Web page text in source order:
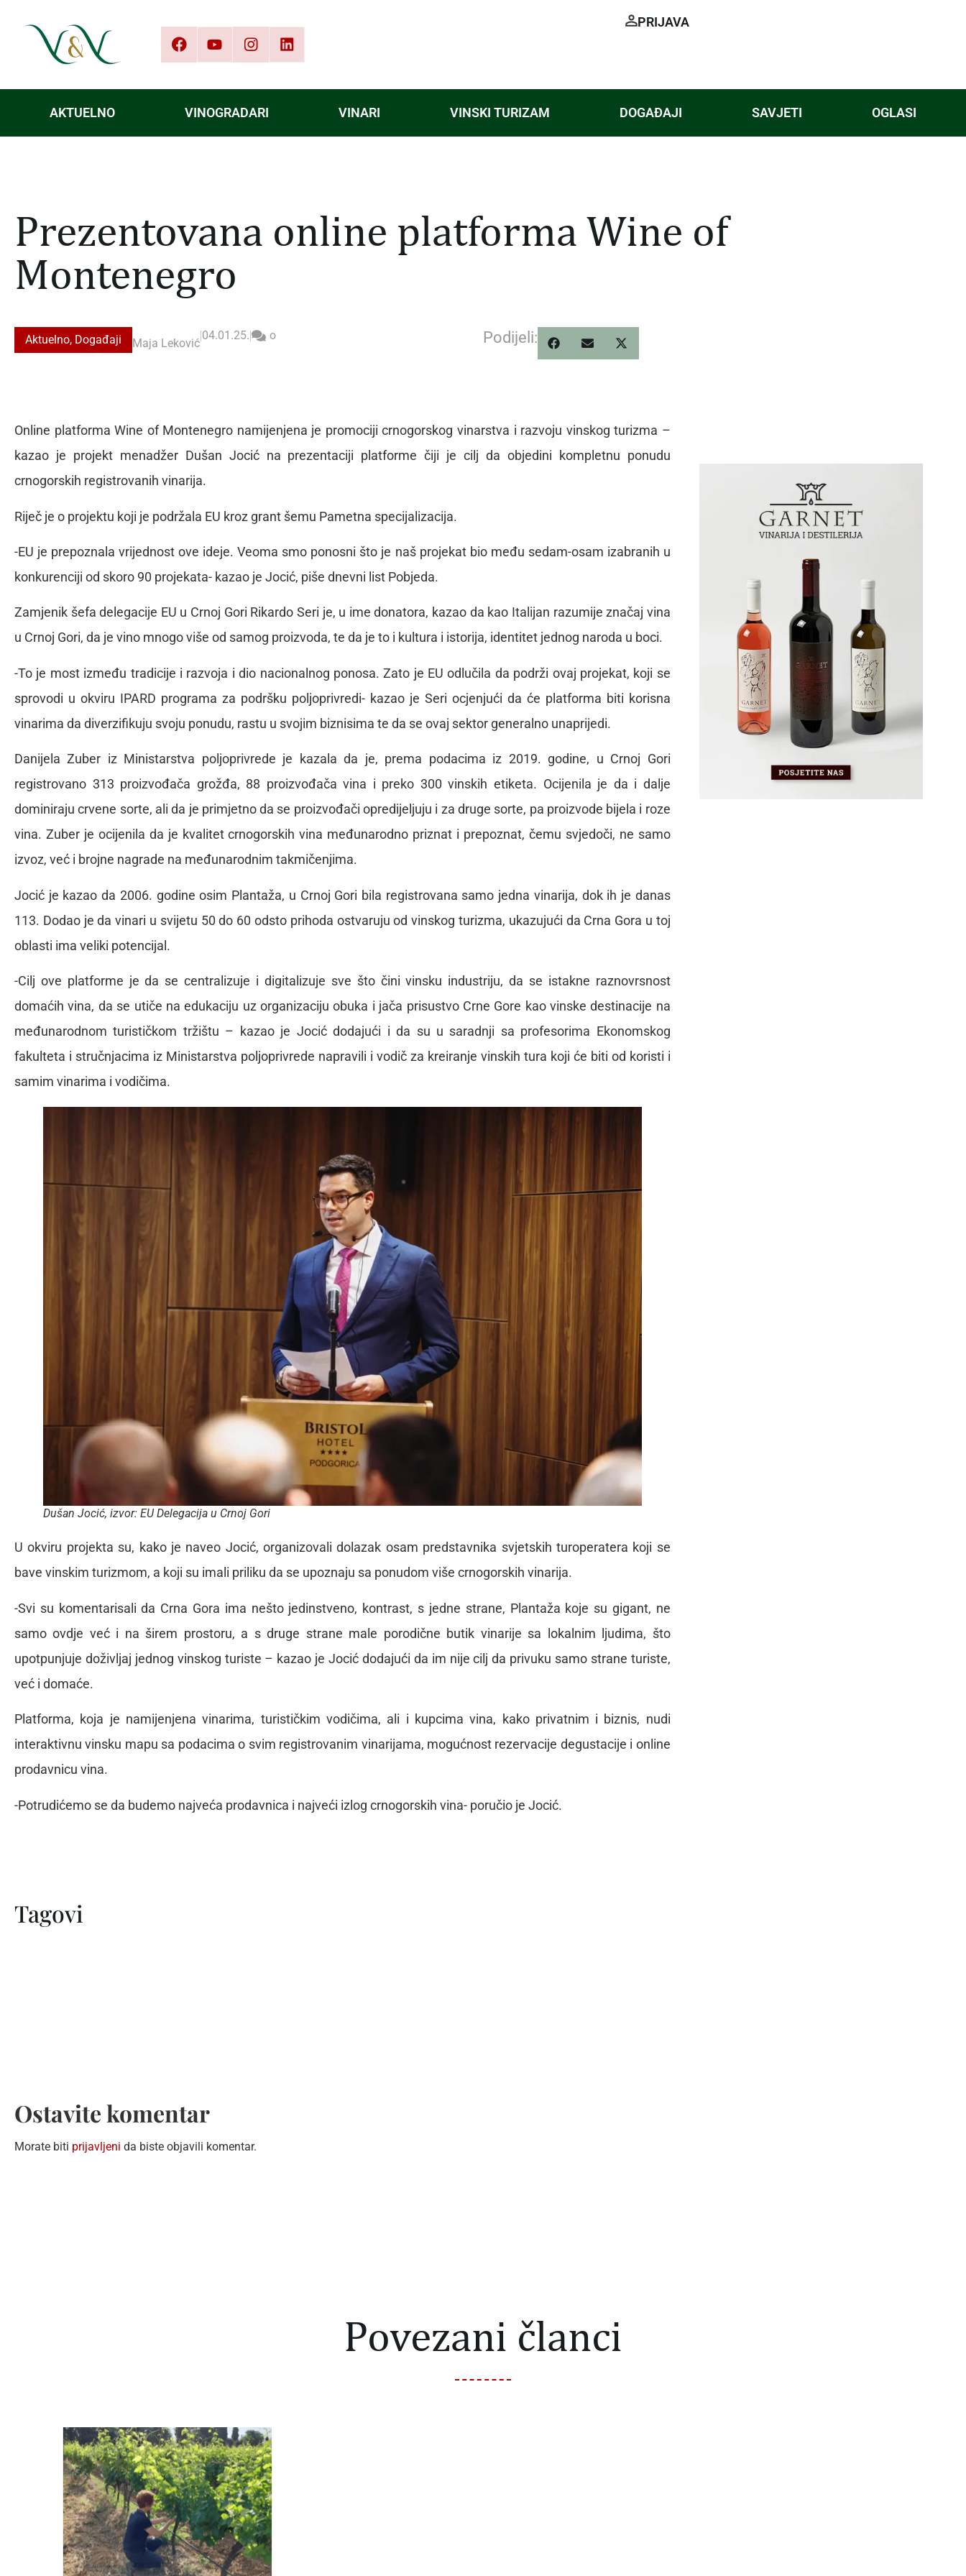
PRIJAVA
AKTUELNO VINOGRADARI VINARI VINSKI TURIZAM DOGAĐAJI SAVJETI OGLASI
Prezentovana online platforma Wine of
Montenegro
Aktuelno, Događaji Maja Leković
04.01.25. o Podijeli:
Online platforma Wine of Montenegro namijenjena je promociji crnogorskog vinarstva i razvoju vinskog turizma –
kazao je projekt menadžer Dušan Jocić na prezentaciji platforme čiji je cilj da objedini kompletnu ponudu
crnogorskih registrovanih vinarija.
Riječ je o projektu koji je podržala EU kroz grant šemu Pametna specijalizacija.
-EU je prepoznala vrijednost ove ideje. Veoma smo ponosni što je naš projekat bio među sedam-osam izabranih u
konkurenciji od skoro 90 projekata- kazao je Jocić, piše dnevni list Pobjeda.
Zamjenik šefa delegacije EU u Crnoj Gori Rikardo Seri je, u ime donatora, kazao da kao Italijan razumije značaj vina
u Crnoj Gori, da je vino mnogo više od samog proizvoda, te da je to i kultura i istorija, identitet jednog naroda u boci.
-To je most između tradicije i razvoja i dio nacionalnog ponosa. Zato je EU odlučila da podrži ovaj projekat, koji se
sprovodi u okviru IPARD programa za podršku poljoprivredi- kazao je Seri ocjenjući da će platforma biti korisna
vinarima da diverzifikuju svoju ponudu, rastu u svojim biznisima te da se ovaj sektor generalno unaprijedi.
Danijela Zuber iz Ministarstva poljoprivrede je kazala da je, prema podacima iz 2019. godine, u Crnoj Gori
registrovano 313 proizvođača grožđa, 88 proizvođača vina i preko 300 vinskih etiketa. Ocijenila je da i dalje
dominiraju crvene sorte, ali da je primjetno da se proizvođači opredijeljuju i za druge sorte, pa proizvode bijela i roze
vina. Zuber je ocijenila da je kvalitet crnogorskih vina međunarodno priznat i prepoznat, čemu svjedoči, ne samo
izvoz, već i brojne nagrade na međunarodnim takmičenjima.
Jocić je kazao da 2006. godine osim Plantaža, u Crnoj Gori bila registrovana samo jedna vinarija, dok ih je danas
113. Dodao je da vinari u svijetu 50 do 60 odsto prihoda ostvaruju od vinskog turizma, ukazujući da Crna Gora u toj
oblasti ima veliki potencijal.
-Cilj ove platforme je da se centralizuje i digitalizuje sve što čini vinsku industriju, da se istakne raznovrsnost
domaćih vina, da se utiče na edukaciju uz organizaciju obuka i jača prisustvo Crne Gore kao vinske destinacije na
međunarodnom turističkom tržištu – kazao je Jocić dodajući i da su u saradnji sa profesorima Ekonomskog
fakulteta i stručnjacima iz Ministarstva poljoprivrede napravili i vodič za kreiranje vinskih tura koji će biti od koristi i
samim vinarima i vodičima.
Dušan Jocić, izvor: EU Delegacija u Crnoj Gori
U okviru projekta su, kako je naveo Jocić, organizovali dolazak osam predstavnika svjetskih turoperatera koji se
bave vinskim turizmom, a koji su imali priliku da se upoznaju sa ponudom više crnogorskih vinarija.
-Svi su komentarisali da Crna Gora ima nešto jedinstveno, kontrast, s jedne strane, Plantaža koje su gigant, ne
samo ovdje već i na širem prostoru, a s druge strane male porodične butik vinarije sa lokalnim ljudima, što
upotpunjuje doživljaj jednog vinskog turiste – kazao je Jocić dodajući da im nije cilj da privuku samo strane turiste,
već i domaće.
Platforma, koja je namijenjena vinarima, turističkim vodičima, ali i kupcima vina, kako privatnim i biznis, nudi
interaktivnu vinsku mapu sa podacima o svim registrovanim vinarijama, mogućnost rezervacije degustacije i online
prodavnicu vina.
-Potrudićemo se da budemo najveća prodavnica i najveći izlog crnogorskih vina- poručio je Jocić.
Tagovi
Ostavite komentar
Morate biti prijavljeni da biste objavili komentar.
Povezani članci